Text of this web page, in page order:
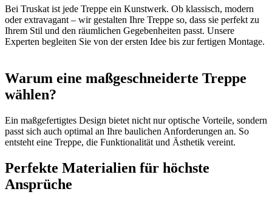
Bei Truskat ist jede Treppe ein Kunstwerk. Ob klassisch, modern
oder extravagant – wir gestalten Ihre Treppe so, dass sie perfekt zu
Ihrem Stil und den räumlichen Gegebenheiten passt. Unsere
Experten begleiten Sie von der ersten Idee bis zur fertigen Montage.
Warum eine maßgeschneiderte Treppe
wählen?
Ein maßgefertigtes Design bietet nicht nur optische Vorteile, sondern
passt sich auch optimal an Ihre baulichen Anforderungen an. So
entsteht eine Treppe, die Funktionalität und Ästhetik vereint.
Perfekte Materialien für höchste
Ansprüche